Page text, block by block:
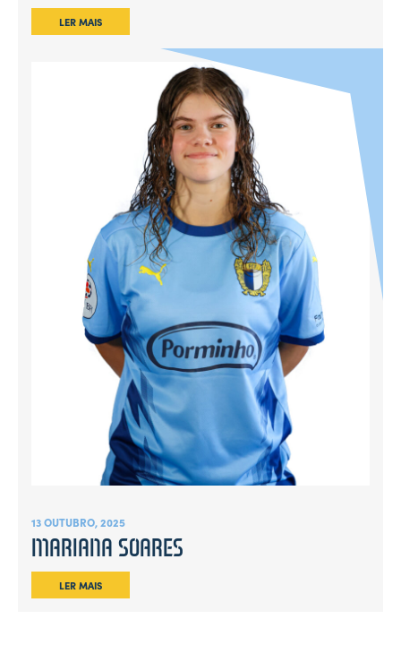
LER MAIS
13 OUTUBRO, 2025
MARIANA SOARES
LER MAIS